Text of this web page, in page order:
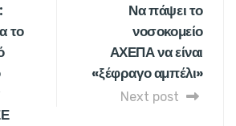
το
Να πάψει το
νοσοκομείο
ΑΧΕΠΑ να είναι
«ξέφραγο αμπέλι»
Next post